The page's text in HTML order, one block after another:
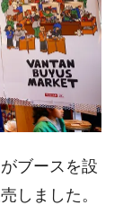
ブースを設
しました。